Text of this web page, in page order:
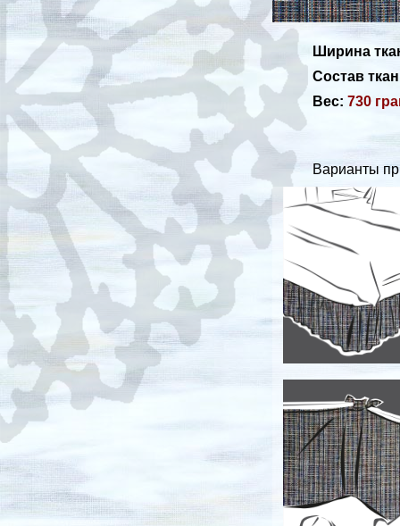
Ширина
Состав
Вес: 730
Варианты